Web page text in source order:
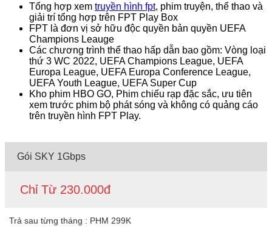
Tổng hợp xem truyền hình fpt, phim truyện, thể thao và
giải trí tổng hợp trên FPT Play Box
FPT là đơn vị sở hữu độc quyền bản quyền UEFA
Champions Leauge
Các chương trình thể thao hấp dẫn bao gồm: Vòng loại
thứ 3 WC 2022, UEFA Champions League, UEFA
Europa League, UEFA Europa Conference League,
UEFA Youth League, UEFA Super Cup
Kho phim HBO GO, Phim chiếu rạp đặc sắc, ưu tiên
xem trước phim bộ phát sóng và không có quảng cáo
trên truyền hình FPT Play.
Gói SKY 1Gbps
Chỉ Từ 230.000đ
Trả sau từng tháng : PHM 299K